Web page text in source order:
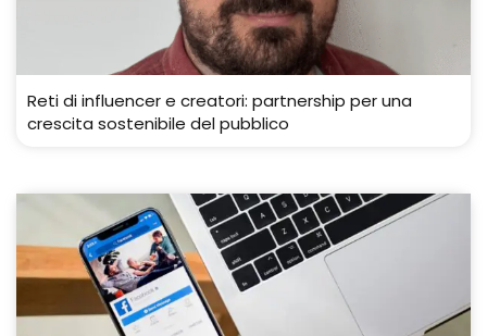
Reti di influencer e creatori: partnership per una
crescita sostenibile del pubblico